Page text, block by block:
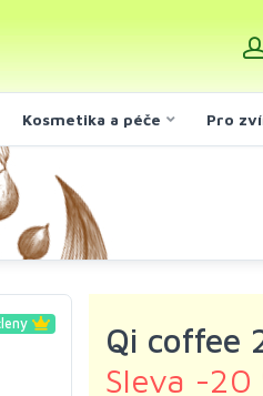
Kosmetika a péče Pro
Qi coffee
Sleva -20